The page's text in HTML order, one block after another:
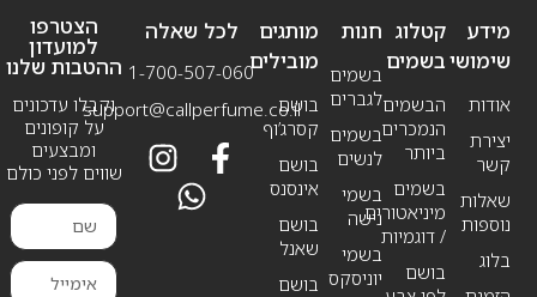
מידע
שימושי
אודות
יצירת
קשר
שאלות
נוספות
בלוג
חנות
בשמים
לגברים
בשמים
לנשים
בשמי
נישה
בשמי
יוניסקס
קטלוג
בשמים
הבשמים
הנמכרים
ביותר
בשמים
מיניאטורים
/ דוגמיות
בושם
מותגים
מובילים
בושם
קסרג’וף
בושם
אינסנס
בושם
שאנל
בושם
לכל שאלה
1-700-507-060
support@callperfume.co.il
הצטרפו
למועדון
ההטבות שלנו
וקבלו עדכונים
על קופונים
ומבצעים
שווים לפני כולם